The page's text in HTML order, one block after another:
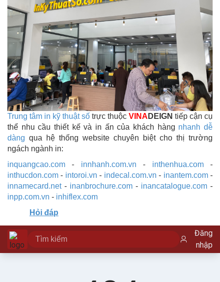
Trung tâm in kỹ thuật số trực thuộc VINA DEIGN tiếp cận cụ
thể nhu cầu thiết kế và in ấn của khách hàng nhanh dễ
dàng qua hệ thống website chuyên biệt cho thị trường
ngách ngành in:
inquangcao.com - innhanh.com.vn - inthenhua.com-
inthucdon.com - intoroi.vn - indecal.com.vn - inantem.com-
innamecard.net- inanbrochure.com - inancatalogue.com -
inpp.com.vn - inhiflex.com
Hỏi đáp